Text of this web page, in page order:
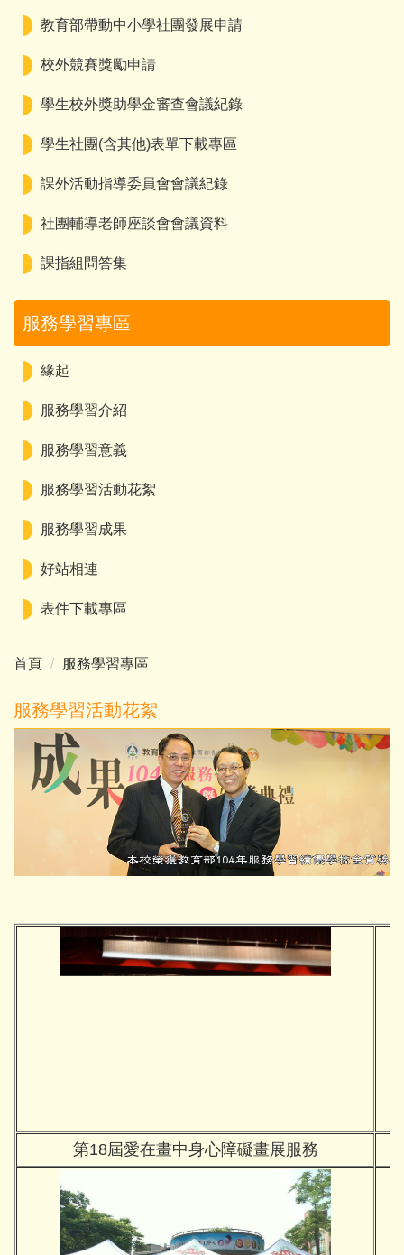
教育部帶動中小學社團發展申請
校外競賽獎勵申請
學生校外獎助學金審查會議紀錄
學生社團(含其他)表單下載專區
課外活動指導委員會會議紀錄
社團輔導老師座談會會議資料
課指組問答集
服務學習專區
緣起
服務學習介紹
服務學習意義
服務學習活動花絮
服務學習成果
好站相連
表件下載專區
首頁 服務學習專區
服務學習活動花絮
第18屆愛在畫中身心障礙畫展服務